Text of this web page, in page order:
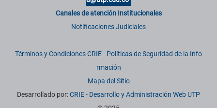
Canales de atención Institucionales
Notificaciones Judiciales
Términos y Condiciones CRIE- Políticas de Seguridad de la Info
rmación
Mapa del Sitio
Desarrollado por:CRIE - Desarrollo y Administración Web UTP